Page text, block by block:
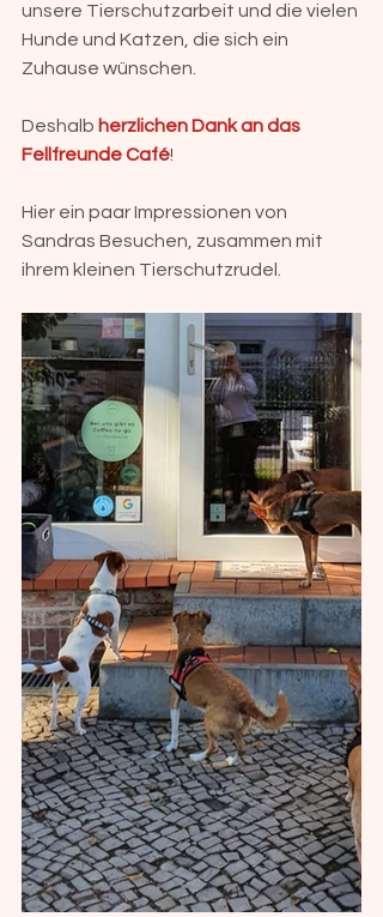
unsere Tierschutzarbeit und die vielen
Hunde und Katzen, die sich ein
Zuhause wünschen.
Deshalb herzlichen Dank an das
Fellfreunde Café!
Hier ein paar Impressionen von
Sandras Besuchen, zusammen mit
ihrem kleinen Tierschutzrudel.